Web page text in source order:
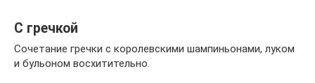
С гречкой
Сочетание гречки с королевскими шампиньонами, луком
и бульоном восхитительно.